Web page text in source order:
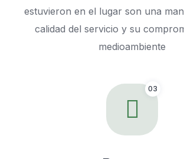
estuvieron en el lugar son una
calidad del servicio y su
medioambiente
03